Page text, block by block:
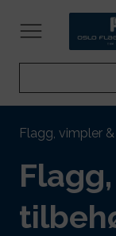
Flagg, vimpler